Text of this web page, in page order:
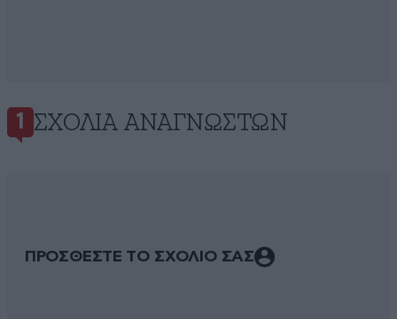
1 ΣΧΌΛΙΑ ΑΝΑΓΝΩΣΤΏΝ
ΠΡΟΣΘΕΣΤΕ ΤΟ ΣΧΟΛΙΟ ΣΑΣ